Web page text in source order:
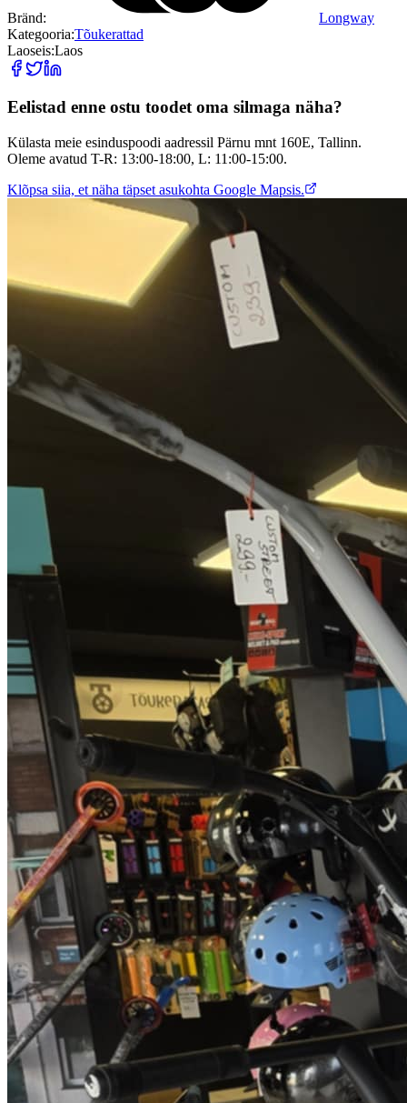
Bränd:
Longway
Kategooria:Tõukerattad
Laoseis:Laos
Eelistad enne ostu toodet oma silmaga näha?
Külasta meie esinduspoodi aadressil Pärnu mnt 160E, Tallinn.
Oleme avatud T-R: 13:00-18:00, L: 11:00-15:00.
Klõpsa siia, et näha täpset asukohta Google Mapsis.